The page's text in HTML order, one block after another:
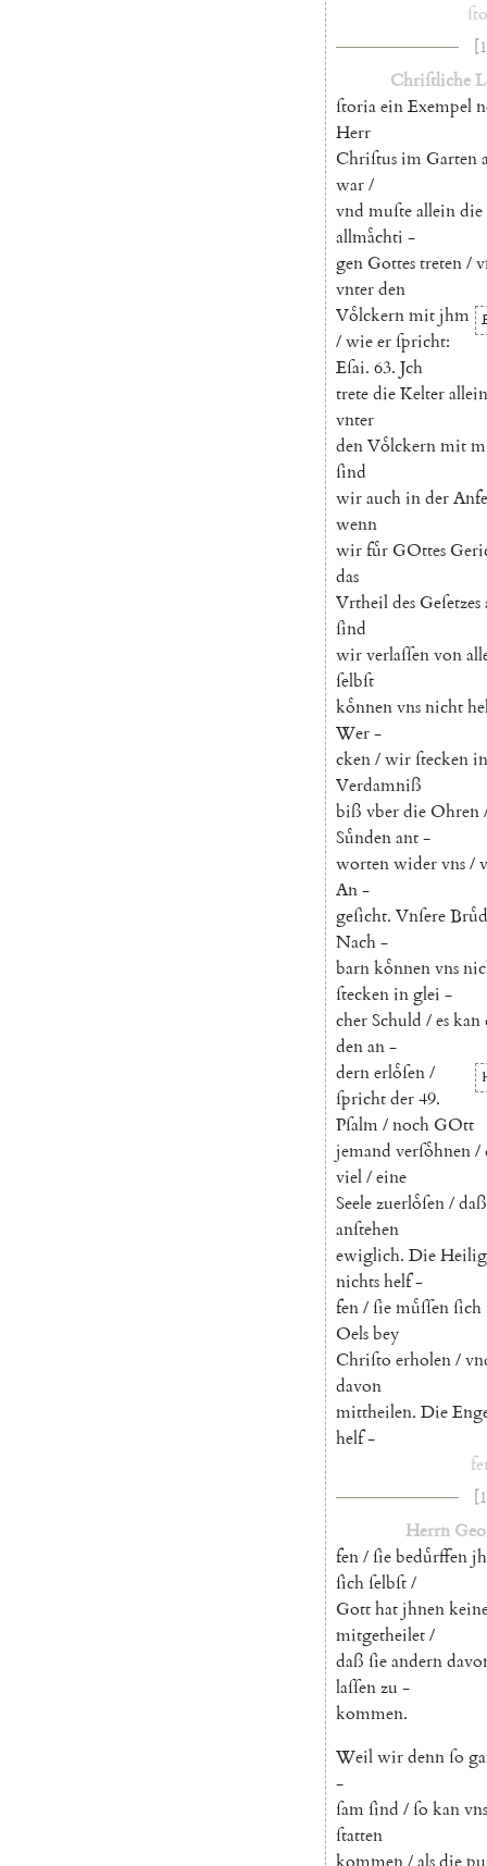
Chriſtliche
ſtoriaeinExempel
Herr
Chriſtusim Garten
war/
vnd muſtealleindie
allmaͤchti -
gen Gottestreten/
vnterden
Voͤlckernmitjhm
/wieerſpricht:
Eſai. 63. Jch
tretedieKelter
vnter
denVoͤlckernmit
ſind
wirauchinder
wenn
wirfuͤr GOttes
das
Vrtheildes Geſetzes
ſind
wirverlaſſenvon
ſelbſt
koͤnnenvnsnicht
Wer-
cken/wirſteckenin
Verdamniß
biß vberdieOhren
Suͤndenant-
wortenwidervns/
An-
geſicht. Vnſere
Nach-
barnkoͤnnenvns
ſteckeninglei -
cherSchuld /eskan
denan-
dernerloͤſen/
ſprichtder49.
Pſalm/noch GOtt
jemand verſoͤhnen/
viel/eine
Seelezuerloͤſen/daß
anſtehen
ewiglich. Die
nichtshelf-
fen/ſiemuͤſſenſich
Oelsbey
Chriſto erholen/
davon
mittheilen. Die
helf-
Herrn
fen/ſiebeduͤrffen
ſichſelbſt/
Gotthatjhnen
mitgetheilet/
daß ſieandern
laſſenzu -
kommen.
Weilwirdennſo
-
ſamſind /ſo kanvns
ſtatten
kommen /alsdie